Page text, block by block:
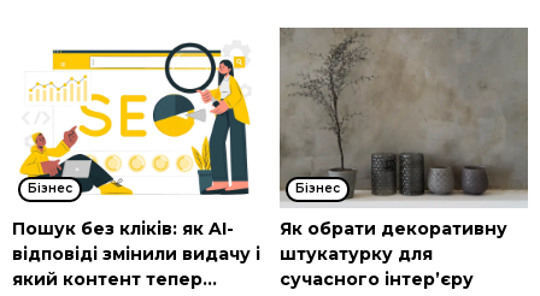
Бізнес
Пошук без кліків: як AI-
відповіді змінили видачу і
який контент тепер...
Бізнес
Як обрати декоративну
штукатурку для
сучасного інтер’єру